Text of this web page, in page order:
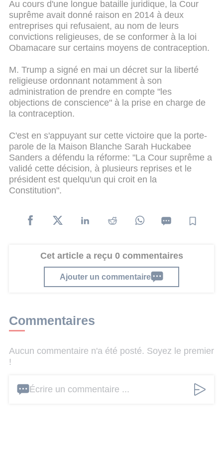
Au cours d'une longue bataille juridique, la Cour
suprême avait donné raison en 2014 à deux
entreprises qui refusaient, au nom de leurs
convictions religieuses, de se conformer à la loi
Obamacare sur certains moyens de contraception.
M. Trump a signé en mai un décret sur la liberté
religieuse ordonnant notamment à son
administration de prendre en compte "les
objections de conscience" à la prise en charge de
la contraception.
C'est en s'appuyant sur cette victoire que la porte-
parole de la Maison Blanche Sarah Huckabee
Sanders a défendu la réforme: "La Cour suprême a
validé cette décision, à plusieurs reprises et le
président est quelqu'un qui croit en la
Constitution".
Cet article a reçu 0 commentaires
Ajouter un commentaire
Commentaires
Aucun commentaire n'a été posté. Soyez le premier
!
Écrire un commentaire ...